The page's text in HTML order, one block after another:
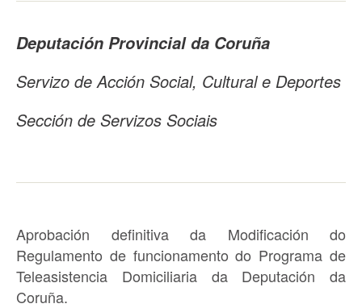
Deputación Provincial da Coruña
Servizo de Acción Social, Cultural e Deportes
Sección de Servizos Sociais
Aprobación definitiva da Modificación do
Regulamento de funcionamento do Programa de
Teleasistencia Domiciliaria da Deputación da
Coruña.